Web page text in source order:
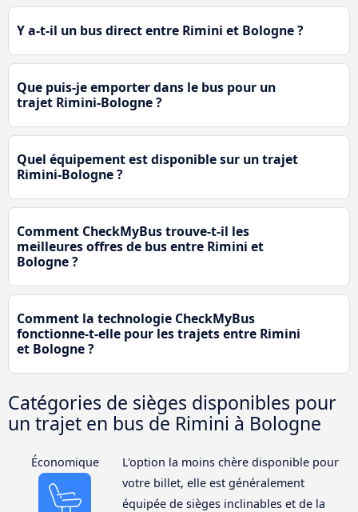
Y a-t-il un bus direct entre Rimini et Bologne ?
Que puis-je emporter dans le bus pour un
trajet Rimini-Bologne ?
Quel équipement est disponible sur un trajet
Rimini-Bologne ?
Comment CheckMyBus trouve-t-il les
meilleures offres de bus entre Rimini et
Bologne ?
Comment la technologie CheckMyBus
fonctionne-t-elle pour les trajets entre Rimini
et Bologne ?
Catégories de sièges disponibles pour
un trajet en bus de Rimini à Bologne
Économique
L'option la moins chère disponible pour
votre billet, elle est généralement
équipée de sièges inclinables et de la